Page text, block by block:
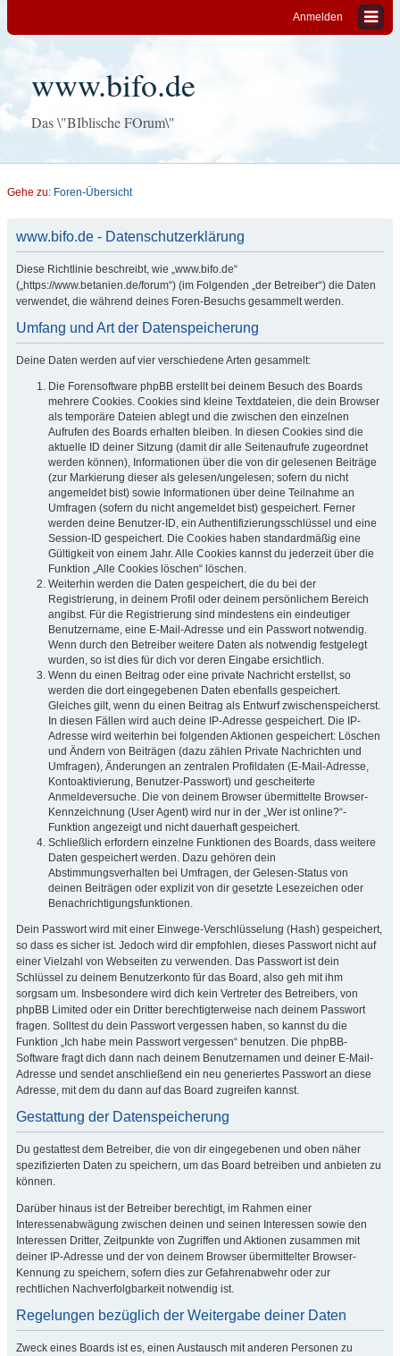
Anmelden
www.bifo.de
Das \"BIblische FOrum\"
Gehe zu: Foren-Übersicht
www.bifo.de - Datenschutzerklärung
Diese Richtlinie beschreibt, wie „www.bifo.de“
(„https://www.betanien.de/forum“) (im Folgenden „der Betreiber“) die Daten
verwendet, die während deines Foren-Besuchs gesammelt werden.
Umfang und Art der Datenspeicherung
Deine Daten werden auf vier verschiedene Arten gesammelt:
Die Forensoftware phpBB erstellt bei deinem Besuch des Boards
mehrere Cookies. Cookies sind kleine Textdateien, die dein Browser
als temporäre Dateien ablegt und die zwischen den einzelnen
Aufrufen des Boards erhalten bleiben. In diesen Cookies sind die
aktuelle ID deiner Sitzung (damit dir alle Seitenaufrufe zugeordnet
werden können), Informationen über die von dir gelesenen Beiträge
(zur Markierung dieser als gelesen/ungelesen; sofern du nicht
angemeldet bist) sowie Informationen über deine Teilnahme an
Umfragen (sofern du nicht angemeldet bist) gespeichert. Ferner
werden deine Benutzer-ID, ein Authentifizierungsschlüssel und eine
Session-ID gespeichert. Die Cookies haben standardmäßig eine
Gültigkeit von einem Jahr. Alle Cookies kannst du jederzeit über die
Funktion „Alle Cookies löschen“ löschen.
Weiterhin werden die Daten gespeichert, die du bei der
Registrierung, in deinem Profil oder deinem persönlichem Bereich
angibst. Für die Registrierung sind mindestens ein eindeutiger
Benutzername, eine E-Mail-Adresse und ein Passwort notwendig.
Wenn durch den Betreiber weitere Daten als notwendig festgelegt
wurden, so ist dies für dich vor deren Eingabe ersichtlich.
Wenn du einen Beitrag oder eine private Nachricht erstellst, so
werden die dort eingegebenen Daten ebenfalls gespeichert.
Gleiches gilt, wenn du einen Beitrag als Entwurf zwischenspeicherst.
In diesen Fällen wird auch deine IP-Adresse gespeichert. Die IP-
Adresse wird weiterhin bei folgenden Aktionen gespeichert: Löschen
und Ändern von Beiträgen (dazu zählen Private Nachrichten und
Umfragen), Änderungen an zentralen Profildaten (E-Mail-Adresse,
Kontoaktivierung, Benutzer-Passwort) und gescheiterte
Anmeldeversuche. Die von deinem Browser übermittelte Browser-
Kennzeichnung (User Agent) wird nur in der „Wer ist online?“-
Funktion angezeigt und nicht dauerhaft gespeichert.
Schließlich erfordern einzelne Funktionen des Boards, dass weitere
Daten gespeichert werden. Dazu gehören dein
Abstimmungsverhalten bei Umfragen, der Gelesen-Status von
deinen Beiträgen oder explizit von dir gesetzte Lesezeichen oder
Benachrichtigungsfunktionen.
Dein Passwort wird mit einer Einwege-Verschlüsselung (Hash) gespeichert,
so dass es sicher ist. Jedoch wird dir empfohlen, dieses Passwort nicht auf
einer Vielzahl von Webseiten zu verwenden. Das Passwort ist dein
Schlüssel zu deinem Benutzerkonto für das Board, also geh mit ihm
sorgsam um. Insbesondere wird dich kein Vertreter des Betreibers, von
phpBB Limited oder ein Dritter berechtigterweise nach deinem Passwort
fragen. Solltest du dein Passwort vergessen haben, so kannst du die
Funktion „Ich habe mein Passwort vergessen“ benutzen. Die phpBB-
Software fragt dich dann nach deinem Benutzernamen und deiner E-Mail-
Adresse und sendet anschließend ein neu generiertes Passwort an diese
Adresse, mit dem du dann auf das Board zugreifen kannst.
Gestattung der Datenspeicherung
Du gestattest dem Betreiber, die von dir eingegebenen und oben näher
spezifizierten Daten zu speichern, um das Board betreiben und anbieten zu
können.
Darüber hinaus ist der Betreiber berechtigt, im Rahmen einer
Interessenabwägung zwischen deinen und seinen Interessen sowie den
Interessen Dritter, Zeitpunkte von Zugriffen und Aktionen zusammen mit
deiner IP-Adresse und der von deinem Browser übermittelter Browser-
Kennung zu speichern, sofern dies zur Gefahrenabwehr oder zur
rechtlichen Nachverfolgbarkeit notwendig ist.
Regelungen bezüglich der Weitergabe deiner Daten
Zweck eines Boards ist es, einen Austausch mit anderen Personen zu